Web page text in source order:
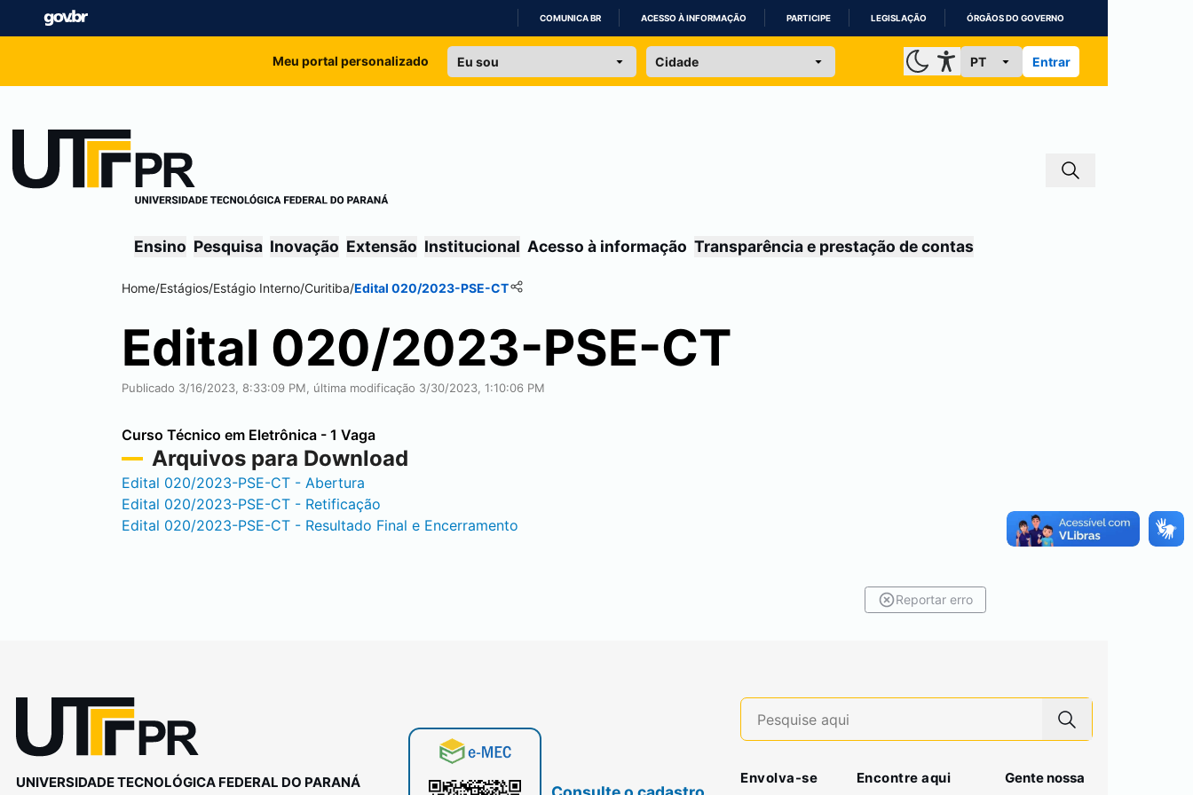
IR
COMUNICA BR ACESSO À INFORMAÇÃO PARTICIPE LEGISLAÇÃO ÓRGÃOS DO GOVERNO
Meu portal personalizado Entrar
Ensino Pesquisa Inovação Extensão Institucional Acesso à informação Transparência e prestação de contas
Home/Estágios/Estágio Interno/Curitiba/Edital 020/2023-PSE-CT
Edital 020/2023-PSE-CT
Publicado 3/16/2023, 8:33:09 PM, última modificação 3/30/2023, 1:10:06 PM
Curso Técnico em Eletrônica - 1 Vaga
Arquivos para Download
Edital 020/2023-PSE-CT - Abertura
Edital 020/2023-PSE-CT - Retificação
Edital 020/2023-PSE-CT - Resultado Final e Encerramento
Reportar erro
UNIVERSIDADE TECNOLÓGICA FEDERAL DO PARANÁ Envolva-se Encontre aqui Gente nossa